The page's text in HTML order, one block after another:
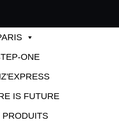
ONE
IS FUTURE
PRODUITS